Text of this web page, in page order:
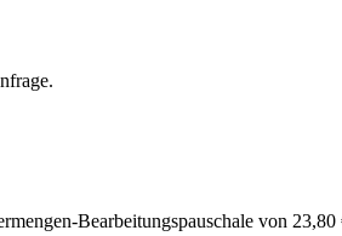
Bearbeitungspauschale von 23,80